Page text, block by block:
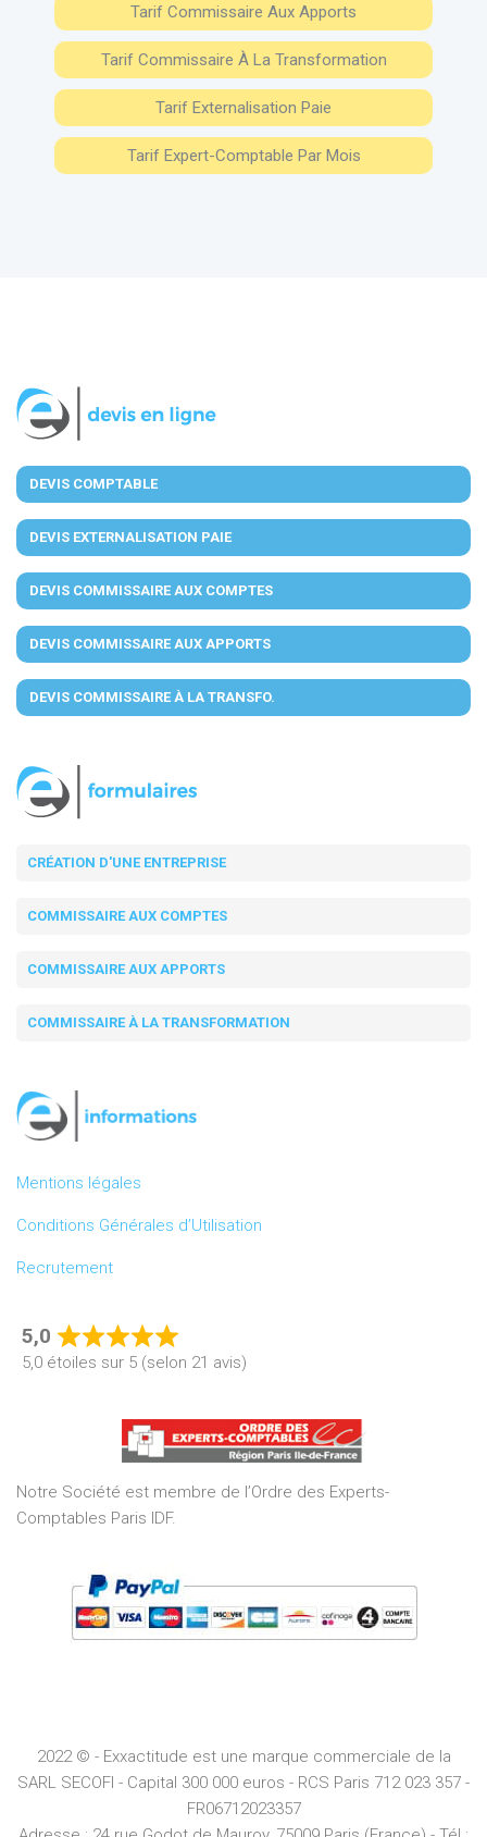
Tarif Commissaire Aux Apports
Tarif Commissaire À La Transformation
Tarif Externalisation Paie
Tarif Expert-Comptable Par Mois
DEVIS COMPTABLE
DEVIS EXTERNALISATION PAIE
DEVIS COMMISSAIRE AUX COMPTES
DEVIS COMMISSAIRE AUX APPORTS
DEVIS COMMISSAIRE À LA TRANSFO.
CRÉATION D'UNE ENTREPRISE
COMMISSAIRE AUX COMPTES
COMMISSAIRE AUX APPORTS
COMMISSAIRE À LA TRANSFORMATION
Mentions légales
Conditions Générales d’Utilisation
Recrutement
5,0
Rated
5,0
of
5
5,0 étoiles sur 5 (selon 21 avis)
Notre Société est membre de l’Ordre des Experts-
Comptables Paris IDF.
2022 © - Exxactitude est une marque commerciale de la
SARL SECOFI - Capital 300 000 euros - RCS Paris 712 023 357 -
FR06712023357